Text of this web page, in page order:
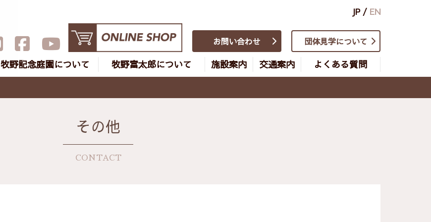
JP / EN
お問い合わせ 団体見学について
牧野記念庭園について 牧野富太郎について 施設案内 交通案内 よくある質問
その他